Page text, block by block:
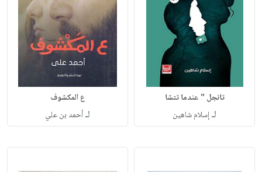
تانجل " عندما تتشا
لـإسلام شاهين
ع المكشوف
لـأحمد بن علي